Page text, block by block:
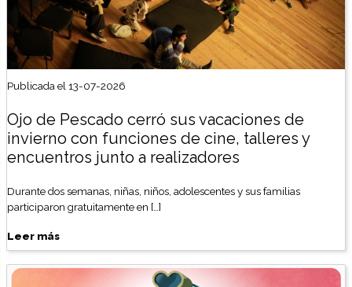
Publicada el 13-07-2026
Ojo de Pescado cerró sus vacaciones de
invierno con funciones de cine, talleres y
encuentros junto a realizadores
Durante dos semanas, niñas, niños, adolescentes y sus familias
participaron gratuitamente en […]
Leer más